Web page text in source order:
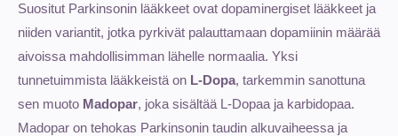
Suositut Parkinsonin lääkkeet ovat dopaminergiset lääkkeet ja
niiden variantit, jotka pyrkivät palauttamaan dopamiinin määrää
aivoissa mahdollisimman lähelle normaalia. Yksi
tunnetuimmista lääkkeistä on L-Dopa, tarkemmin sanottuna
sen muoto Madopar, joka sisältää L-Dopaa ja karbidopaa.
Madopar on tehokas Parkinsonin taudin alkuvaiheessa ja